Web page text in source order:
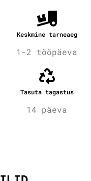
Keskmine tarneaeg
1-2 tööpäeva
Tasuta tagastus
14 päeva